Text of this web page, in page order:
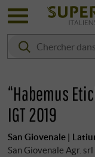
“Habemus
IGT 2019
San Giovenale |
San Giovenale Agr.